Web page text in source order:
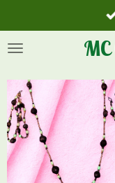
au
contenu
MC